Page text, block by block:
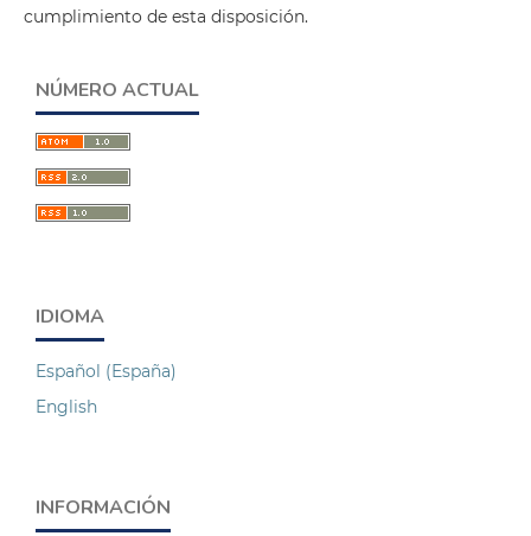
cumplimiento de esta disposición.
NÚMERO ACTUAL
IDIOMA
Español (España)
English
INFORMACIÓN